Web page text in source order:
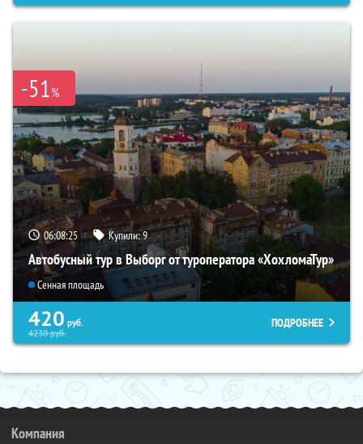
-51%
06:08:24 Купили:9
Автобусный тур в Выборг от туроператора «ХохломаТур»
Сенная площадь
420 руб.
4230руб.
ПОДРОБНЕЕ
Компания